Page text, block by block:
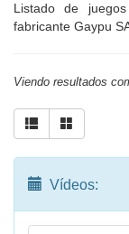
Listado de
fabricante Gaypu
Viendo resultados
Vídeos: